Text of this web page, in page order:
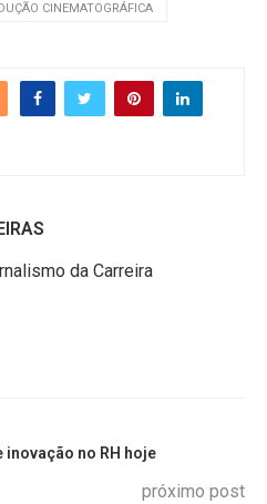
CINEMATOGRÁFICA
da Carreira
no RH hoje
próximo post